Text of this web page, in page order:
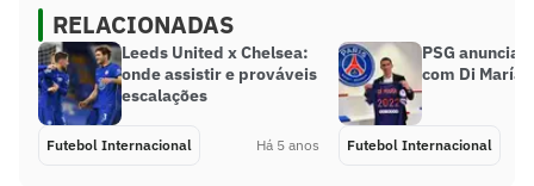
RELACIONADAS
Leeds United x Chelsea:
onde assistir e prováveis
escalações
Futebol Internacional Há 5 anos
PSG anuncia
com Di María
Futebol Internacional